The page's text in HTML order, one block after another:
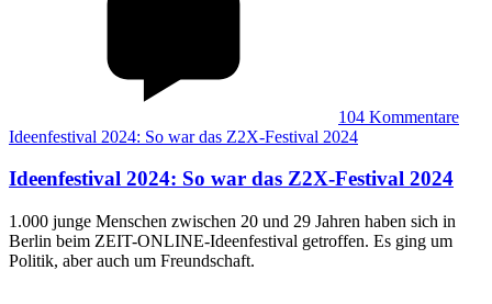
104 Kommentare
Ideenfestival 2024: So war das Z2X-Festival 2024
Ideenfestival 2024: So war das Z2X-Festival 2024
1.000 junge Menschen zwischen 20 und 29 Jahren haben sich in
Berlin beim ZEIT-ONLINE-Ideenfestival getroffen. Es ging um
Politik, aber auch um Freundschaft.